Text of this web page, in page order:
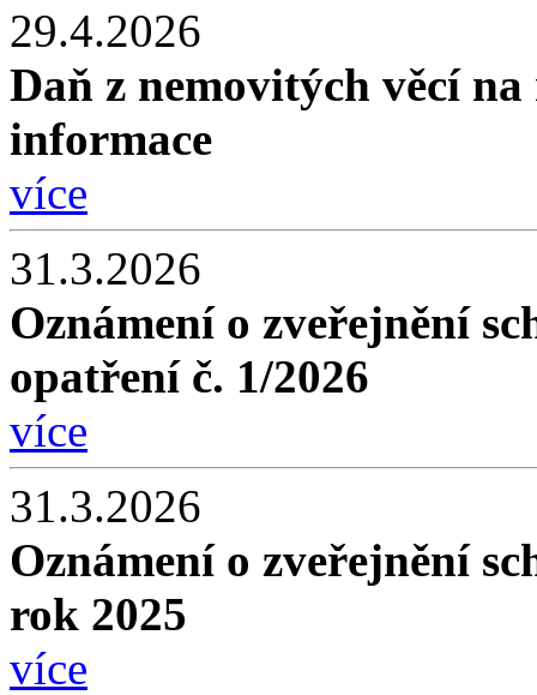
29.4.2026
Daň z nemovitých věcí
informace
více
31.3.2026
Oznámení o zveřejnění
opatření č. 1/2026
více
31.3.2026
Oznámení o zveřejnění
rok 2025
více